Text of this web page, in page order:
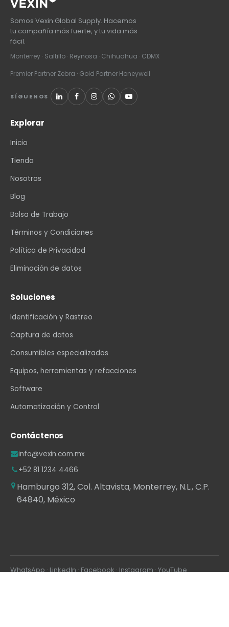
Somos Vexin Global Supply. Hacemos
tu compañía más fuerte, y tu vida más
fácil.
Monterrey · Saltillo · Reynosa · Chihuahua · CDMX
Premier Partner Zebra · Gold Partner Honeywell
SÍGUENOS
Explorar
Inicio
Tienda
Nosotros
Blog
Bolsa de Trabajo
Términos y Condiciones
Política de Privacidad
Eliminación de datos
Soluciones
Identificación y Rastreo
Captura de datos
Consumibles especializados
Equipos, herramientas y refacciones
Software
Automatización y Control
Contáctenos
info@vexin.com.mx
+52 81 1234 4466
Hamburgo 312, Col. Altavista, Monterrey, N.L., C.P.
64840, México
WhatsApp·LinkedIn·Facebook·Instagram·YouTube